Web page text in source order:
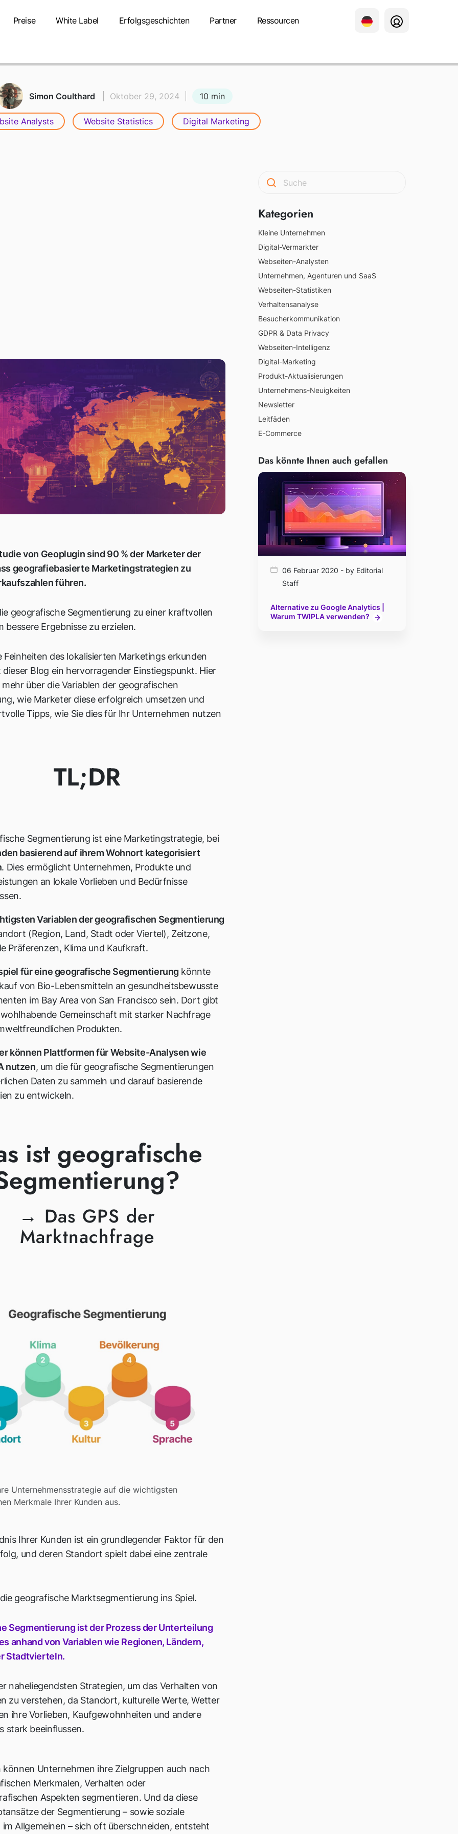
Preise White Label Erfolgsgeschichten Partner Ressourcen
Simon Coulthard Oktober 29, 2024 10 min
Analysts Website Statistics Digital Marketing
von Geoplugin sind 90 % der Marketer der
geografiebasierte Marketingstrategien zu
führen.
geografische Segmentierung zu einer kraftvollen
bessere Ergebnisse zu erzielen.
Feinheiten des lokalisierten Marketings erkunden
Blog ein hervorragender Einstiegspunkt. Hier
über die Variablen der geografischen
wie Marketer diese erfolgreich umsetzen und
Tipps, wie Sie dies für Ihr Unternehmen nutzen
TL;DR
Segmentierung ist eine Marketingstrategie, bei
basierend auf ihrem Wohnort kategorisiert
. Dies ermöglicht Unternehmen, Produkte und
an lokale Vorlieben und Bedürfnisse
Variablen der geografischen Segmentierung
(Region, Land, Stadt oder Viertel), Zeitzone,
Präferenzen, Klima und Kaufkraft.
für eine geografische Segmentierung könnte
von Bio-Lebensmitteln an gesundheitsbewusste
im Bay Area von San Francisco sein. Dort gibt
Gemeinschaft mit starker Nachfrage
Produkten.
können Plattformen für Website-Analysen wie
nutzen, um die für geografische Segmentierungen
Daten zu sammeln und darauf basierende
zu entwickeln.
ist geografische
→ Das GPS der
Marktnachfrage
Unternehmensstrategie auf die wichtigsten
Merkmale Ihrer Kunden aus.
Ihrer Kunden ist ein grundlegender Faktor für den
und deren Standort spielt dabei eine zentrale
geografische Marktsegmentierung ins Spiel.
Segmentierung ist der Prozess der Unterteilung
anhand von Variablen wie Regionen, Ländern,
Stadtvierteln.
naheliegendsten Strategien, um das Verhalten von
zu verstehen, da Standort, kulturelle Werte, Wetter
ihre Vorlieben, Kaufgewohnheiten und andere
stark beeinflussen.
können Unternehmen ihre Zielgruppen auch nach
Merkmalen, Verhalten oder
Aspekten segmentieren. Und da diese
der Segmentierung – sowie soziale
im Allgemeinen – sich oft überschneiden, entsteht
Kategorien
Kleine Unternehmen
Digital-Vermarkter
Webseiten-Analysten
Unternehmen, Agenturen und SaaS
Webseiten-Statistiken
Verhaltensanalyse
Besucherkommunikation
GDPR & Data Privacy
Webseiten-Intelligenz
Digital-Marketing
Produkt-Aktualisierungen
Unternehmens-Neuigkeiten
Newsletter
Leitfäden
E-Commerce
Das könnte Ihnen auch gefallen
06 Februar 2020 - by Editorial
Staff
Alternative zu Google Analytics |
Warum TWIPLA verwenden?